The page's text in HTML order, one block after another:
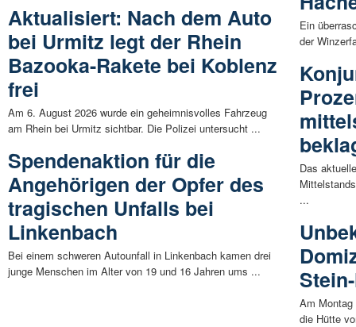
Aktualisiert: Nach dem Auto
bei Urmitz legt der Rhein
Bazooka-Rakete bei Koblenz
frei
Am 6. August 2026 wurde ein geheimnisvolles Fahrzeug
am Rhein bei Urmitz sichtbar. Die Polizei untersucht ...
Spendenaktion für die
Angehörigen der Opfer des
tragischen Unfalls bei
Linkenbach
Bei einem schweren Autounfall in Linkenbach kamen drei
junge Menschen im Alter von 19 und 16 Jahren ums ...
Ein
der
Das
...
Am
die Hütte